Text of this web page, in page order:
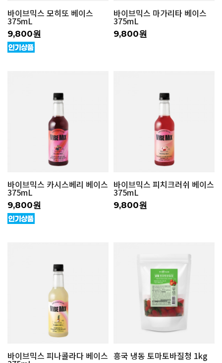
바이브믹스 모히또 베이스
375mL
9,800원
바이브믹스 마가리타 베이스
375mL
9,800원
바이브믹스 카시스베리 베이스
375mL
9,800원
바이브믹스 피치크러쉬 베이스
375mL
9,800원
바이브믹스 피나콜라다 베이스 흥국 냉동 토마토바질청 1kg